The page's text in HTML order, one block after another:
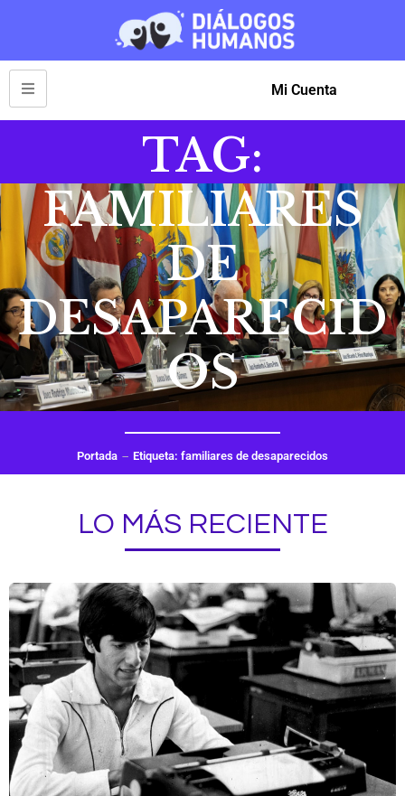
Mi Cuenta
TAG:
FAMILIARES
DE
DESAPARECID
OS
Portada Etiqueta: familiares de desaparecidos
LO MÁS RECIENTE